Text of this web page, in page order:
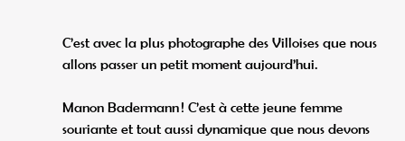
C’est avec la plus photographe des Villoises que nous
allons passer un petit moment aujourd’hui.
Manon Badermann ! C’est à cette jeune femme
souriante et tout aussi dynamique que nous devons